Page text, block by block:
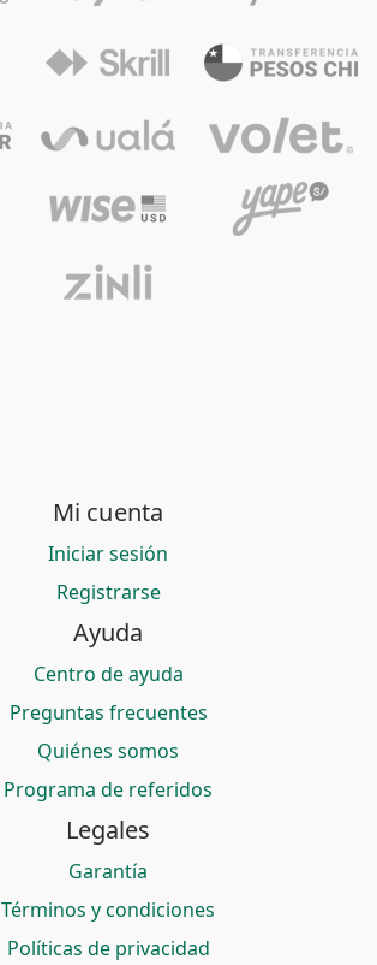
Mi cuenta
Iniciar sesión
Registrarse
Ayuda
Centro de ayuda
Preguntas frecuentes
Quiénes somos
Programa de referidos
Legales
Garantía
Términos y condiciones
Políticas de privacidad